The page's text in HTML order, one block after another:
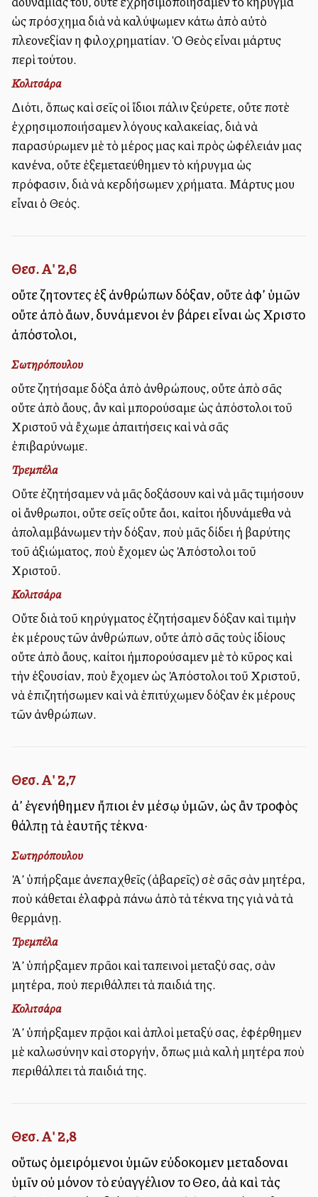
ὡς πρόσχημα διὰ νὰ καλύψωμεν κάτω ἀπὸ αὐτὸ
πλεονεξίαν η φιλοχρηματίαν. Ὁ Θεὸς εἶναι μάρτυς
περὶ τούτου.
Κολιτσάρα
Διότι, ὅπως καὶ σεῖς οἱ ἴδιοι πάλιν ξεύρετε, οὔτε ποτὲ
ἐχρησιμοποιήσαμεν λόγους καλακείας, διὰ νὰ
παρασύρωμεν μὲ τὸ μέρος μας καὶ πρὸς ὠφέλειάν μας
κανένα, οὔτε ἐξεμεταλλεύθημεν τὸ κήρυγμα ὡς
πρόφασιν, διὰ νὰ κερδήσωμεν χρήματα. Μάρτυς μου
εἶναι ὁ Θεός.
Θεσ. Α' 2,6
οὔτε ζητοῦντες ἐξ ἀνθρώπων δόξαν, οὔτε ἀφ’ ὑμῶν
οὔτε ἀπὸ ἄλλων, δυνάμενοι ἐν βάρει εἶναι ὡς Χριστοῦ
ἀπόστολοι,
Σωτηρόπουλου
οὔτε ζητήσαμε δόξα ἀπὸ ἀνθρώπους, οὔτε ἀπὸ σᾶς
οὔτε ἀπὸ ἄλλους, ἂν καὶ μπορούσαμε ὡς ἀπόστολοι τοῦ
Χριστοῦ νὰ ἔχωμε ἀπαιτήσεις καὶ νὰ σᾶς
ἐπιβαρύνωμε.
Τρεμπέλα
Οὔτε ἐζητήσαμεν νὰ μᾶς δοξάσουν καὶ νὰ μᾶς τιμήσουν
οἱ ἄνθρωποι, οὔτε σεῖς οὔτε ἄλλοι, καίτοι ἠδυνάμεθα νὰ
ἀπολαμβάνωμεν τὴν δόξαν, ποὺ μᾶς δίδει ἡ βαρύτης
τοῦ ἀξιώματος, ποὺ ἔχομεν ὡς Ἀπόστολοι τοῦ
Χριστοῦ.
Κολιτσάρα
Οὔτε διὰ τοῦ κηρύγματος ἐζητήσαμεν δόξαν καὶ τιμὴν
ἐκ μέρους τῶν ἀνθρώπων, οὔτε ἀπὸ σᾶς τοὺς ἰδίους
οὔτε ἀπὸ ἄλλους, καίτοι ἠμπορούσαμεν μὲ τὸ κῦρος καὶ
τὴν ἐξουσίαν, ποὺ ἔχομεν ὡς Ἀπόστολοι τοῦ Χριστοῦ,
νὰ ἐπιζητήσωμεν καὶ νὰ ἐπιτύχωμεν δόξαν ἐκ μέρους
τῶν ἀνθρώπων.
Θεσ. Α' 2,7
ἀλλ’ ἐγενήθημεν ἤπιοι ἐν μέσῳ ὑμῶν, ὡς ἂν τροφὸς
θάλπῃ τὰ ἑαυτῆς τέκνα·
Σωτηρόπουλου
Ἀλλ’ ὑπήρξαμε ἀνεπαχθεῖς (ἀβαρεῖς) σὲ σᾶς σὰν μητέρα,
ποὺ κάθεται ἐλαφρὰ πάνω ἀπὸ τὰ τέκνα της γιὰ νὰ τὰ
θερμάνῃ.
Τρεμπέλα
Ἀλλ’ ὑπήρξαμεν πρᾶοι καὶ ταπεινοὶ μεταξύ σας, σὰν
μητέρα, ποὺ περιθάλπει τὰ παιδιά της.
Κολιτσάρα
Ἀλλ’ ὑπήρξαμεν πρᾷοι καὶ ἁπλοὶ μεταξύ σας, ἐφέρθημεν
μὲ καλωσύνην καὶ στοργήν, ὅπως μιὰ καλὴ μητέρα ποὺ
περιθάλπει τὰ παιδιά της.
Θεσ. Α' 2,8
οὕτως ὁμειρόμενοι ὑμῶν εὐδοκοῦμεν μεταδοῦναι
ὑμῖν οὐ μόνον τὸ εὐαγγέλιον τοῦ Θεοῦ, ἀλλὰ καὶ τὰς